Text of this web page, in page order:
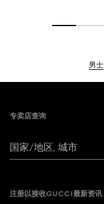
男士
专卖店查询
国家/地区, 城市
注册以接收GUCCI最新资讯